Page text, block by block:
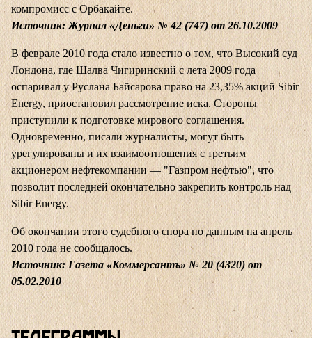
компромисс с Орбакайте.
Источник: Журнал «Деньги» № 42 (747) от 26.10.2009
В феврале 2010 года стало известно о том, что Высокий суд
Лондона, где Шалва Чигиринский с лета 2009 года
оспаривал у Руслана Байсарова право на 23,35% акций Sibir
Energy, приостановил рассмотрение иска. Стороны
приступили к подготовке мирового соглашения.
Одновременно, писали журналисты, могут быть
урегулированы и их взаимоотношения с третьим
акционером нефтекомпании — "Газпром нефтью", что
позволит последней окончательно закрепить контроль над
Sibir Energy.
Об окончании этого судебного спора по данным на апрель
2010 года не сообщалось.
Источник: Газета «Коммерсантъ» № 20 (4320) от
05.02.2010